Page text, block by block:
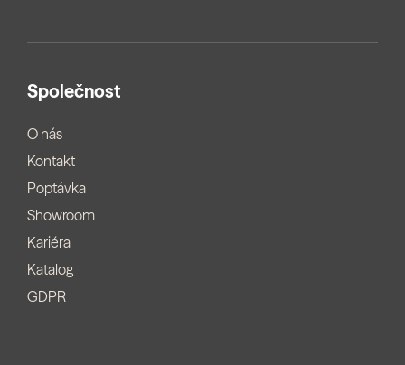
Společnost
O nás
Kontakt
Poptávka
Showroom
Kariéra
Katalog
GDPR